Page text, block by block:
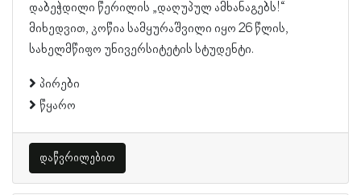
დაბეჭდილი წერილის „დაღუპულ ამხანაგებს!“
მიხედვით, კოწია სამყურაშვილი იყო 26 წლის,
სახელმწიფო უნივერსიტეტის სტუდენტი.
პირები
წყარო
დაწვრილებით